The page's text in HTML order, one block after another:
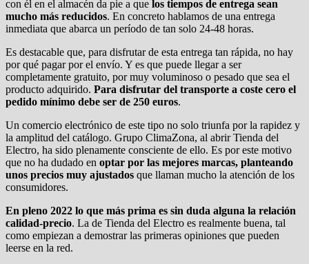
con él en el almacén da pie a que los tiempos de entrega sean
mucho más reducidos. En concreto hablamos de una entrega
inmediata que abarca un período de tan solo 24-48 horas.
Es destacable que, para disfrutar de esta entrega tan rápida, no hay
por qué pagar por el envío. Y es que puede llegar a ser
completamente gratuito, por muy voluminoso o pesado que sea el
producto adquirido. Para disfrutar del transporte a coste cero el
pedido mínimo debe ser de 250 euros.
Un comercio electrónico de este tipo no solo triunfa por la rapidez y
la amplitud del catálogo. Grupo ClimaZona, al abrir Tienda del
Electro, ha sido plenamente consciente de ello. Es por este motivo
que no ha dudado en optar por las mejores marcas, planteando
unos precios muy ajustados que llaman mucho la atención de los
consumidores.
En pleno 2022 lo que más prima es sin duda alguna la relación
calidad-precio. La de Tienda del Electro es realmente buena, tal
como empiezan a demostrar las primeras opiniones que pueden
leerse en la red.